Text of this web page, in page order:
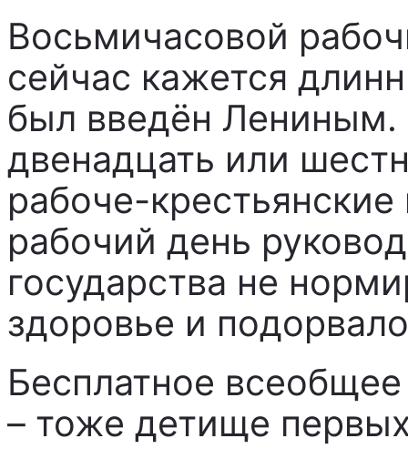
Восьмичасовой
сейчас кажется
был введён Лениным.
двенадцать или
рабоче-
рабочий день
государства не
здоровье и
Бесплатное
– тоже детище